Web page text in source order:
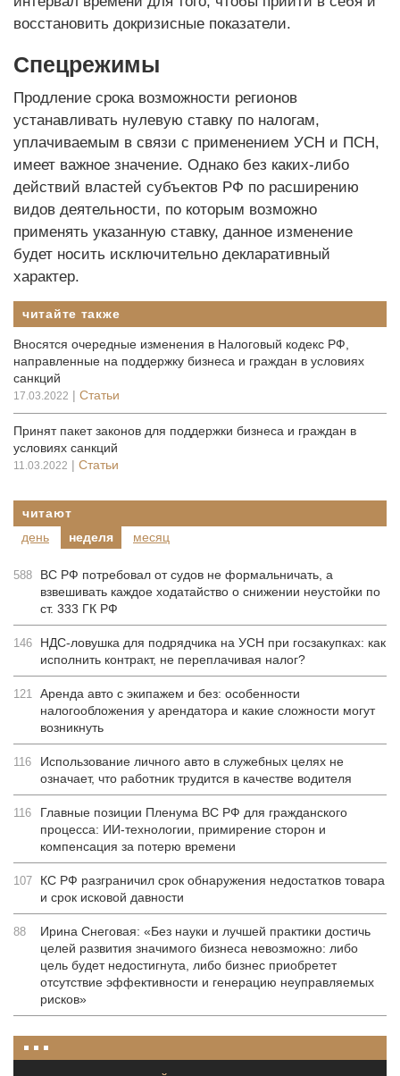
восстановить докризисные показатели.
Спецрежимы
Продление срока возможности регионов
устанавливать нулевую ставку по налогам,
уплачиваемым в связи с применением УСН и ПСН,
имеет важное значение. Однако без каких-либо
действий властей субъектов РФ по расширению
видов деятельности, по которым возможно
применять указанную ставку, данное изменение
будет носить исключительно декларативный
характер.
читайте также
Вносятся очередные изменения в Налоговый кодекс РФ,
направленные на поддержку бизнеса и граждан в условиях
санкций
17.03.2022 | Статьи
Принят пакет законов для поддержки бизнеса и граждан в
условиях санкций
11.03.2022 | Статьи
читают
день
неделя месяц
588
ВС РФ потребовал от судов не формальничать, а
взвешивать каждое ходатайство о снижении неустойки по
ст. 333 ГК РФ
146
НДС-ловушка для подрядчика на УСН при госзакупках: как
исполнить контракт, не переплачивая налог?
121
Аренда авто с экипажем и без: особенности
налогообложения у арендатора и какие сложности могут
возникнуть
116
Использование личного авто в служебных целях не
означает, что работник трудится в качестве водителя
116
Главные позиции Пленума ВС РФ для гражданского
процесса: ИИ-технологии, примирение сторон и
компенсация за потерю времени
107
КС РФ разграничил срок обнаружения недостатков товара
и срок исковой давности
88
Ирина Снеговая: «Без науки и лучшей практики достичь
целей развития значимого бизнеса невозможно: либо
цель будет недостигнута, либо бизнес приобретет
отсутствие эффективности и генерацию неуправляемых
рисков»